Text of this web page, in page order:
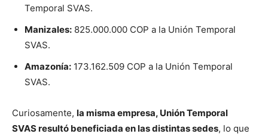
Temporal SVAS.
Manizales: 825.000.000 COP a la Unión Temporal
SVAS.
Amazonía: 173.162.509 COP a la Unión Temporal
SVAS.
Curiosamente, la misma empresa, Unión Temporal
SVAS resultó beneficiada en las distintas sedes, lo que